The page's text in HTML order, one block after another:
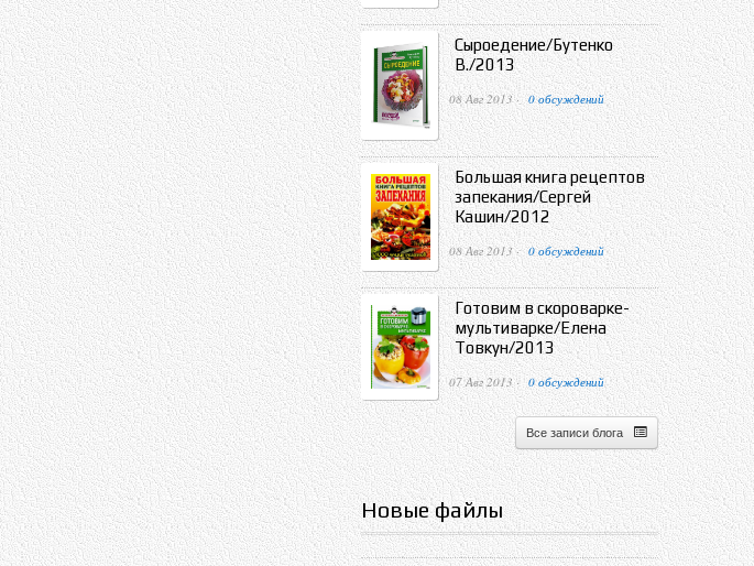
Сыроедение/Бутенко
В./2013
08 Авг 2013 · 0 обсуждений
Большая книга рецептов
запекания/Сергей
Кашин/2012
08 Авг 2013 · 0 обсуждений
Готовим в скороварке-
мультиварке/Елена
Товкун/2013
07 Авг 2013 · 0 обсуждений
Все записи блога
Новые файлы